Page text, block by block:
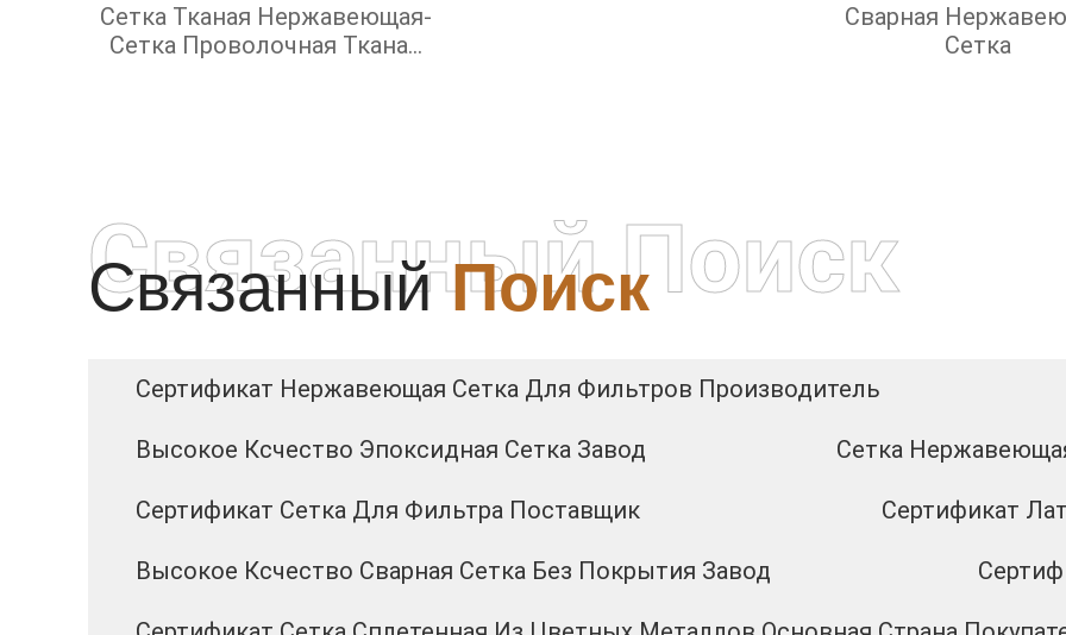
Сетка Тканая Нержавеющая-
Сетка Проволочная Тканая
Сварная
Сетка
СвязанныйПоиск
Связанный Поиск
Сертификат Нержавеющая Сетка Для Фильтров Производитель
Высокое Ксчество Эпоксидная Сетка Завод Сетка
Сертификат Сетка Для Фильтра Поставщик Сертификат
Высокое Ксчество Сварная Сетка Без Покрытия Завод